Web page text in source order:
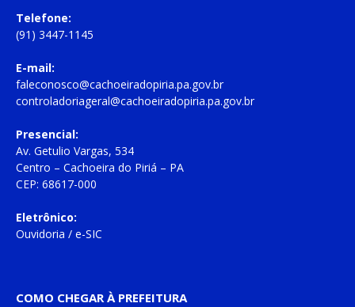
Telefone:
(91) 3447-1145
E-mail:
faleconosco@cachoeiradopiria.pa.gov.br
controladoriageral@cachoeiradopiria.pa.gov.br
Presencial:
Av. Getulio Vargas, 534
Centro – Cachoeira do Piriá – PA
CEP: 68617-000
Eletrônico:
Ouvidoria / e-SIC
COMO CHEGAR À PREFEITURA